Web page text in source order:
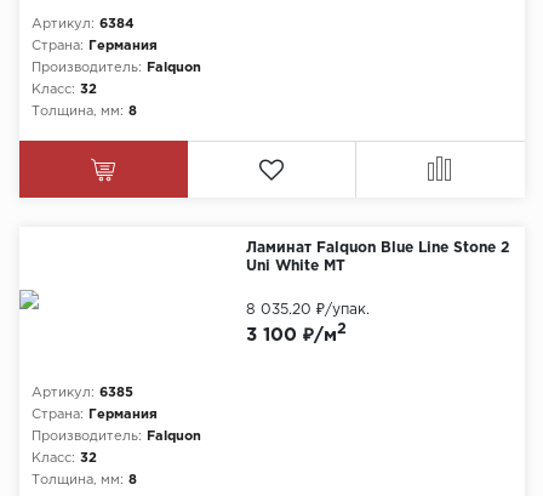
Артикул: 6384
Страна:
Германия
Производитель:
Falquon
Класс: 32
Толщина, мм: 8
Ламинат Falquon Blue Line Stone 2
Uni White MT
Артикул: 6385
Страна:
Германия
Производитель:
Falquon
Класс: 32
Толщина, мм: 8
3 100 ₽/м2
8 035.20 ₽/упак.